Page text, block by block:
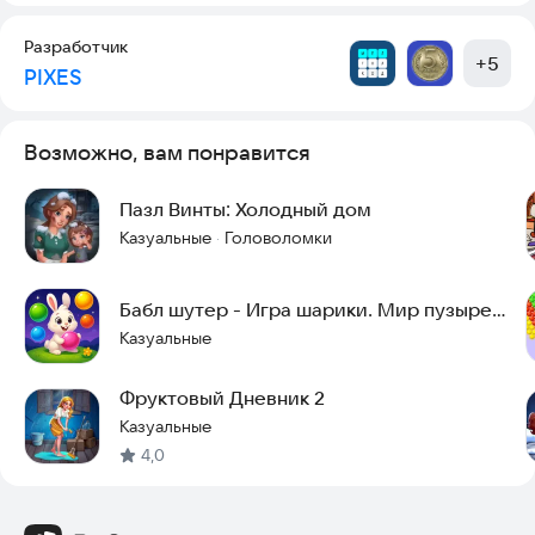
Сайтhttps://gameprods.com
Разработчик
PIXES +5
Возможно, вам понравится
Пазл Винты: Холодный дом
Казуальные · Головоломки
Бабл шутер - Игра шарики. Мир пузырей
Зайки
Казуальные
Фруктовый Дневник 2
Казуальные
4,0